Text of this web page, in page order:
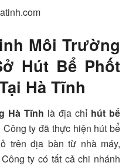
Môi Trường
Hút Bể Phốt
Hà Tĩnh
Hà Tĩnh là địa chỉ hút bể
ty đã thực hiện hút bể
trên địa bàn từ nhà máy,
ty có tất cả chi nhánh